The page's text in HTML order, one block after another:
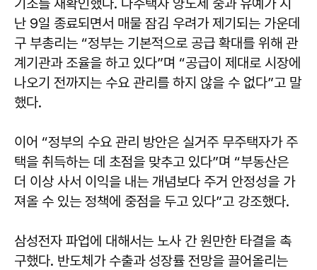
기조를 재확인했다. 다주택자 양도세 중과 유예가 지
난 9일 종료되면서 매물 잠김 우려가 제기되는 가운데
구 부총리는 “정부는 기본적으로 공급 확대를 위해 관
계기관과 조율을 하고 있다”며 “공급이 제대로 시장에
나오기 전까지는 수요 관리를 하지 않을 수 없다”고 말
했다.
이어 “정부의 수요 관리 방안은 실거주 무주택자가 주
택을 취득하는 데 초점을 맞추고 있다”며 “부동산은
더 이상 사서 이익을 내는 개념보다 주거 안정성을 가
져올 수 있는 정책에 중점을 두고 있다”고 강조했다.
삼성전자 파업에 대해서는 노사 간 원만한 타결을 촉
구했다. 반도체가 수출과 성장률 전망을 끌어올리는